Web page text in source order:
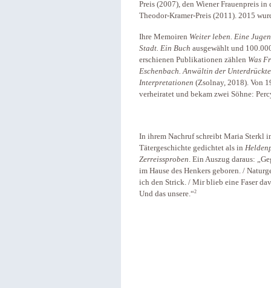
Preis (2007), den Wiener Frauenpreis
Theodor-Kramer-Preis (2011). 2015
Ihre Memoiren Weiter leben. Eine
Stadt. Ein Buch ausgewählt und
erschienen Publikationen zählen Was
Eschenbach. Anwältin der
Interpretationen (Zsolnay, 2018). Von
verheiratet und bekam zwei Söhne:
In ihrem Nachruf schreibt Maria Sterkl
Tätergeschichte gedichtet als in
Zerreissproben. Ein Auszug daraus:
im Hause des Henkers geboren. /
ich den Strick. / Mir blieb eine Faser
Und das unsere.“2